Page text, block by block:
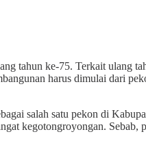
tahun ke-75. Terkait ulang
harus dimulai dari
salah satu pekon di
kegotongroyongan. Sebab,